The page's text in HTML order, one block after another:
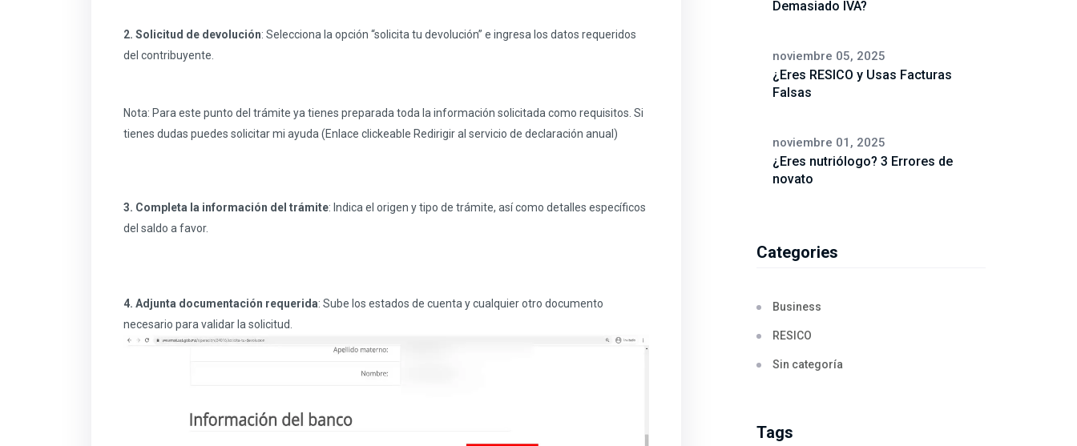
2. Solicitud de devolución: Selecciona la opción “solicita tu devolución” e ingresa los datos requeridos
del contribuyente.
Nota: Para este punto del trámite ya tienes preparada toda la información solicitada como requisitos. Si
tienes dudas puedes solicitar mi ayuda (Enlace clickeable Redirigir al servicio de declaración anual)
3. Completa la información del trámite: Indica el origen y tipo de trámite, así como detalles específicos
del saldo a favor.
4. Adjunta documentación requerida: Sube los estados de cuenta y cualquier otro documento
necesario para validar la solicitud.
Demasiado IVA?
noviembre 05, 2025
¿Eres RESICO y Usas Facturas
Falsas
noviembre 01, 2025
¿Eres nutriólogo? 3 Errores de
novato
Categories
Business
RESICO
Sin categoría
Tags